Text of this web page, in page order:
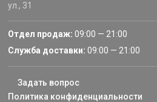
ул., 31
Отдел продаж: 09:00 — 21:00
Служба доставки: 09:00 — 21:00
Задать вопрос
Политика конфиденциальности